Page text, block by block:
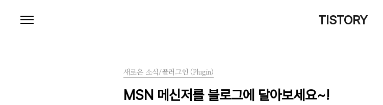
TISTORY
새로운 소식/플러그인 (Plugin)
MSN 메신저를 블로그에 달아보세요~!